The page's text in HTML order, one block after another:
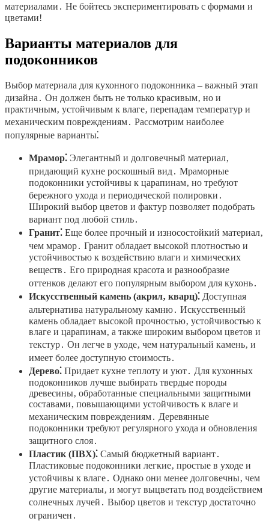
материалами․ Не бойтесь экспериментировать с формами и
цветами!
Варианты материалов для
подоконников
Выбор материала для кухонного подоконника – важный этап
дизайна․ Он должен быть не только красивым‚ но и
практичным‚ устойчивым к влаге‚ перепадам температур и
механическим повреждениям․ Рассмотрим наиболее
популярные варианты⁚
Мрамор⁚ Элегантный и долговечный материал‚
придающий кухне роскошный вид․ Мраморные
подоконники устойчивы к царапинам‚ но требуют
бережного ухода и периодической полировки․
Широкий выбор цветов и фактур позволяет подобрать
вариант под любой стиль․
Гранит⁚ Еще более прочный и износостойкий материал‚
чем мрамор․ Гранит обладает высокой плотностью и
устойчивостью к воздействию влаги и химических
веществ․ Его природная красота и разнообразие
оттенков делают его популярным выбором для кухонь․
Искусственный камень (акрил‚ кварц)⁚ Доступная
альтернатива натуральному камню․ Искусственный
камень обладает высокой прочностью‚ устойчивостью к
влаге и царапинам‚ а также широким выбором цветов и
текстур․ Он легче в уходе‚ чем натуральный камень‚ и
имеет более доступную стоимость․
Дерево⁚ Придает кухне теплоту и уют․ Для кухонных
подоконников лучше выбирать твердые породы
древесины‚ обработанные специальными защитными
составами‚ повышающими устойчивость к влаге и
механическим повреждениям․ Деревянные
подоконники требуют регулярного ухода и обновления
защитного слоя․
Пластик (ПВХ)⁚ Самый бюджетный вариант․
Пластиковые подоконники легкие‚ простые в уходе и
устойчивы к влаге․ Однако они менее долговечны‚ чем
другие материалы‚ и могут выцветать под воздействием
солнечных лучей․ Выбор цветов и текстур достаточно
ограничен․